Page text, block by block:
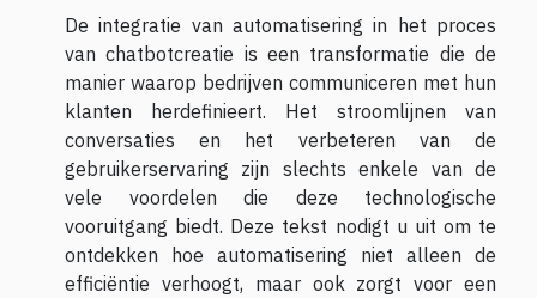
De integratie van automatisering in het proces
van chatbotcreatie is een transformatie die de
manier waarop bedrijven communiceren met hun
klanten herdefinieert. Het stroomlijnen van
conversaties en het verbeteren van de
gebruikerservaring zijn slechts enkele van de
vele voordelen die deze technologische
vooruitgang biedt. Deze tekst nodigt u uit om te
ontdekken hoe automatisering niet alleen de
efficiëntie verhoogt, maar ook zorgt voor een